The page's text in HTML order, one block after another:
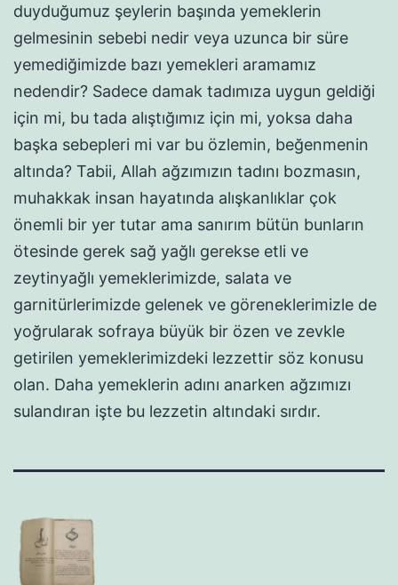
duyduğumuz şeylerin başında yemeklerin
gelmesinin sebebi nedir veya uzunca bir süre
yemediğimizde bazı yemekleri aramamız
nedendir? Sadece damak tadımıza uygun geldiği
için mi, bu tada alıştığımız için mi, yoksa daha
başka sebepleri mi var bu özlemin, beğenmenin
altında? Tabii, Allah ağzımızın tadını bozmasın,
muhakkak insan hayatında alışkanlıklar çok
önemli bir yer tutar ama sanırım bütün bunların
ötesinde gerek sağ yağlı gerekse etli ve
zeytinyağlı yemeklerimizde, salata ve
garnitürlerimizde gelenek ve göreneklerimizle de
yoğrularak sofraya büyük bir özen ve zevkle
getirilen yemeklerimizdeki lezzettir söz konusu
olan. Daha yemeklerin adını anarken ağzımızı
sulandıran işte bu lezzetin altındaki sırdır.